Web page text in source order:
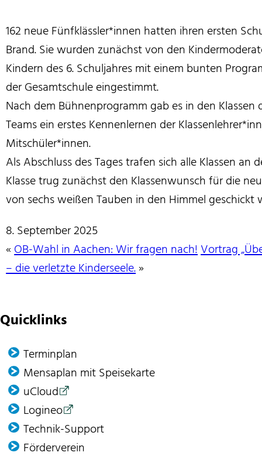
162 neue Fünfklässler*innen hatten ihren ersten
Brand. Sie wurden zunächst von den
Kindern des 6. Schuljahres mit einem bunten
der Gesamtschule eingestimmt.
Nach dem Bühnenprogramm gab es in den
Teams ein erstes Kennenlernen der
Mitschüler*innen.
Als Abschluss des Tages trafen sich alle Klassen an
Klasse trug zunächst den Klassenwunsch für die
von sechs weißen Tauben in den Himmel geschickt
8. September 2025
«OB-Wahl in Aachen: Wir fragen nach!Vortrag
– die verletzte Kinderseele.»
Quicklinks
Terminplan
Mensaplan mit Speisekarte
uCloud
Logineo
Technik-Support
Förder­verein